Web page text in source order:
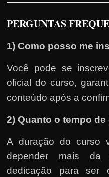
PERGUNTAS
1) Como posso me
Você pode se
oficial do curso,
conteúdo após a
2) Quanto o tempo
A duração do curso
depender mais da
dedicação para ser